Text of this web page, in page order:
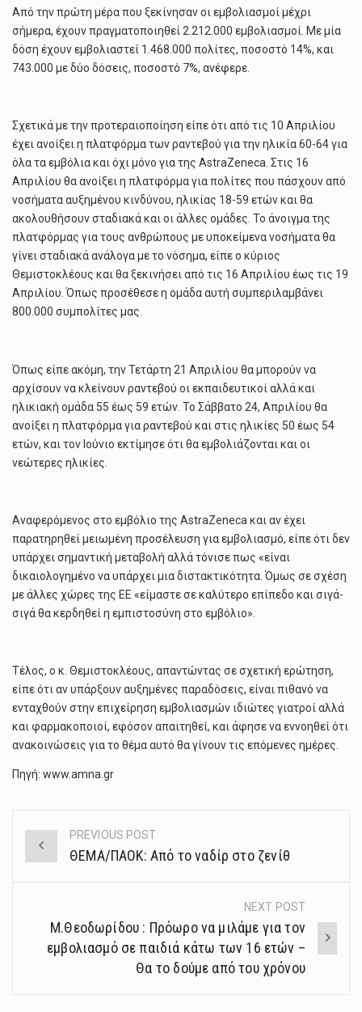
Από την πρώτη μέρα που ξεκίνησαν οι εμβολιασμοί μέχρι
σήμερα, έχουν πραγματοποιηθεί 2.212.000 εμβολιασμοί. Με μία
δόση έχουν εμβολιαστεί 1.468.000 πολίτες, ποσοστό 14%, και
743.000 με δύο δόσεις, ποσοστό 7%, ανέφερε.
Σχετικά με την προτεραιοποίηση είπε ότι από τις 10 Απριλίου
έχει ανοίξει η πλατφόρμα των ραντεβού για την ηλικία 60-64 για
όλα τα εμβόλια και όχι μόνο για της AstraZeneca. Στις 16
Απριλίου θα ανοίξει η πλατφόρμα για πολίτες που πάσχουν από
νοσήματα αυξημένου κινδύνου, ηλικίας 18-59 ετών και θα
ακολουθήσουν σταδιακά και οι άλλες ομάδες. Το άνοιγμα της
πλατφόρμας για τους ανθρώπους με υποκείμενα νοσήματα θα
γίνει σταδιακά ανάλογα με το νόσημα, είπε ο κύριος
Θεμιστοκλέους και θα ξεκινήσει από τις 16 Απριλίου έως τις 19
Απριλίου. Όπως προσέθεσε η ομάδα αυτή συμπεριλαμβάνει
800.000 συμπολίτες μας.
Όπως είπε ακόμη, την Τετάρτη 21 Απριλίου θα μπορούν να
αρχίσουν να κλείνουν ραντεβού οι εκπαιδευτικοί αλλά και
ηλικιακή ομάδα 55 έως 59 ετών. Το Σάββατο 24, Απριλίου θα
ανοίξει η πλατφόρμα για ραντεβού και στις ηλικίες 50 έως 54
ετών, και τον Ιούνιο εκτίμησε ότι θα εμβολιάζονται και οι
νεώτερες ηλικίες.
Αναφερόμενος στο εμβόλιο της AstraZeneca και αν έχει
παρατηρηθεί μειωμένη προσέλευση για εμβολιασμό, είπε ότι δεν
υπάρχει σημαντική μεταβολή αλλά τόνισε πως «είναι
δικαιολογημένο να υπάρχει μια διστακτικότητα. Όμως σε σχέση
με άλλες χώρες της ΕΕ «είμαστε σε καλύτερο επίπεδο και σιγά-
σιγά θα κερδηθεί η εμπιστοσύνη στο εμβόλιο».
Τέλος, ο κ. Θεμιστοκλέους, απαντώντας σε σχετική ερώτηση,
είπε ότι αν υπάρξουν αυξημένες παραδόσεις, είναι πιθανό να
ενταχθούν στην επιχείρηση εμβολιασμών ιδιώτες γιατροί αλλά
και φαρμακοποιοί, εφόσον απαιτηθεί, και άφησε να εννοηθεί ότι
ανακοινώσεις για το θέμα αυτό θα γίνουν τις επόμενες ημέρες.
Πηγή: www.amna.gr
Post
PREVIOUS POST
ΘΕΜΑ/ΠΑΟΚ: Από το ναδίρ στο ζενίθ
NEXT POST
Μ.Θεοδωρίδου : Πρόωρο να μιλάμε για τον
εμβολιασμό σε παιδιά κάτω των 16 ετών –
Θα το δούμε από του χρόνου